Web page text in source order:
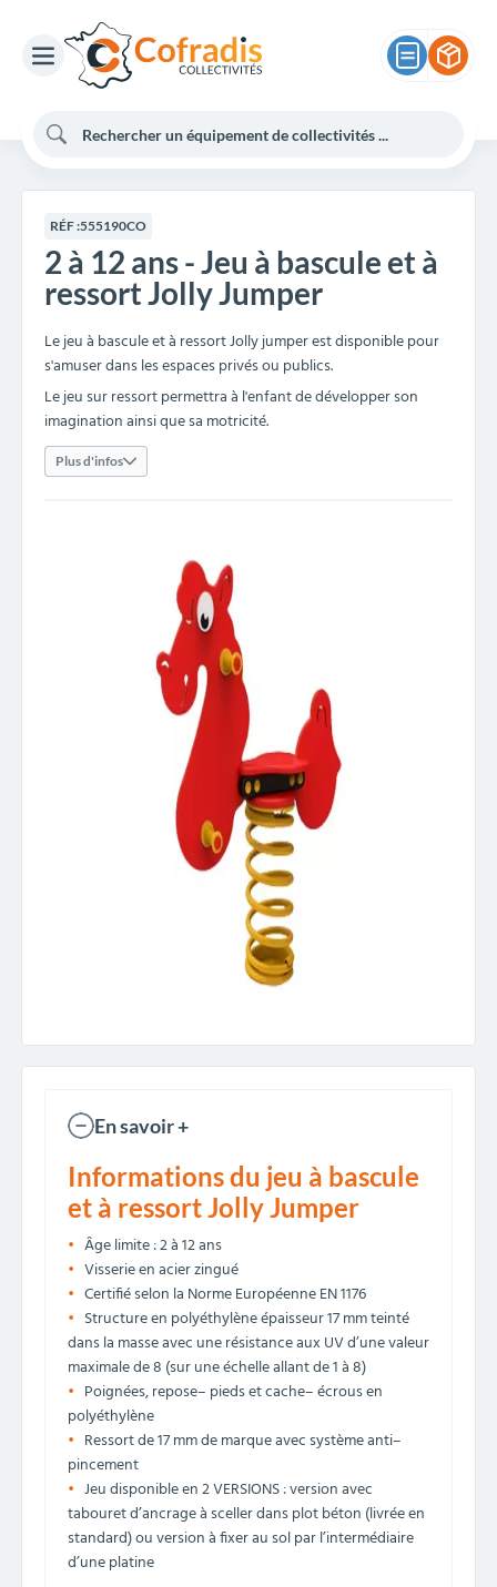
RÉF :555190CO
2 à 12 ans - Jeu à bascule et à
ressort Jolly Jumper
Le jeu à bascule et à ressort Jolly jumper est disponible pour
s'amuser dans les espaces privés ou publics.
Le jeu sur ressort permettra à l'enfant de développer son
imagination ainsi que sa motricité.
Plus d'infos
En savoir +
Informations du jeu à bascule
et à ressort Jolly Jumper
Âge limite : 2 à 12 ans
Visserie en acier zingué
Certifié selon la Norme Européenne EN 1176
Structure en polyéthylène épaisseur 17 mm teinté
dans la masse avec une résistance aux UV d’une valeur
maximale de 8 (sur une échelle allant de 1 à 8)
Poignées, repose– pieds et cache– écrous en
polyéthylène
Ressort de 17 mm de marque avec système anti–
pincement
Jeu disponible en 2 VERSIONS : version avec
tabouret d’ancrage à sceller dans plot béton (livrée en
standard) ou version à fixer au sol par l’intermédiaire
d’une platine